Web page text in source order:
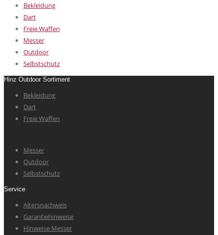
Bekleidung
Dart
Freie Waffen
Messer
Outdoor
Selbstschutz
Hinz Outdoor Sortiment
Bekleidung
Dart
Freie Waffen
Messer
Outdoor
Selbstschutz
Service
Altersnachweis
Garantiehinweise
Hinweise Messer